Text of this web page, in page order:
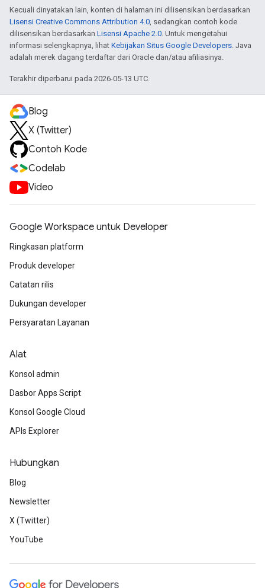
Kecuali dinyatakan lain, konten di halaman ini dilisensikan berdasarkan
Lisensi Creative Commons Attribution 4.0, sedangkan contoh kode
dilisensikan berdasarkan Lisensi Apache 2.0. Untuk mengetahui
informasi selengkapnya, lihat Kebijakan Situs Google Developers. Java
adalah merek dagang terdaftar dari Oracle dan/atau afiliasinya.
Terakhir diperbarui pada 2026-05-13 UTC.
Blog
X (Twitter)
Contoh Kode
Codelab
Video
Google Workspace untuk Developer
Ringkasan platform
Produk developer
Catatan rilis
Dukungan developer
Persyaratan Layanan
Alat
Konsol admin
Dasbor Apps Script
Konsol Google Cloud
APIs Explorer
Hubungkan
Blog
Newsletter
X (Twitter)
YouTube